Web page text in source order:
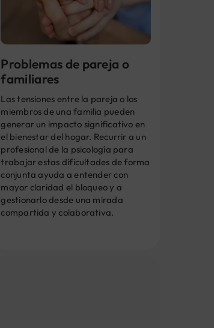
Problemas de pareja o
familiares
Las tensiones entre la pareja o los
miembros de una familia pueden
generar un impacto significativo en
el bienestar del hogar. Recurrir a un
profesional de la psicología para
trabajar estas dificultades de forma
conjunta ayuda a entender con
mayor claridad el bloqueo y a
gestionarlo desde una mirada
compartida y colaborativa.